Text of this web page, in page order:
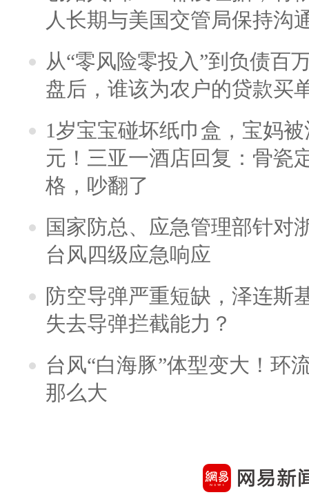
人长期与美国交管局保持沟
从“零风险零投入”到负债百
盘后，谁该为农户的贷款买
1岁宝宝碰坏纸巾盒，宝妈
元！三亚一酒店回复：骨瓷
格，吵翻了
国家防总、应急管理部针对
台风四级应急响应
防空导弹严重短缺，泽连斯
失去导弹拦截能力？
台风“白海豚”体型变大！环
那么大